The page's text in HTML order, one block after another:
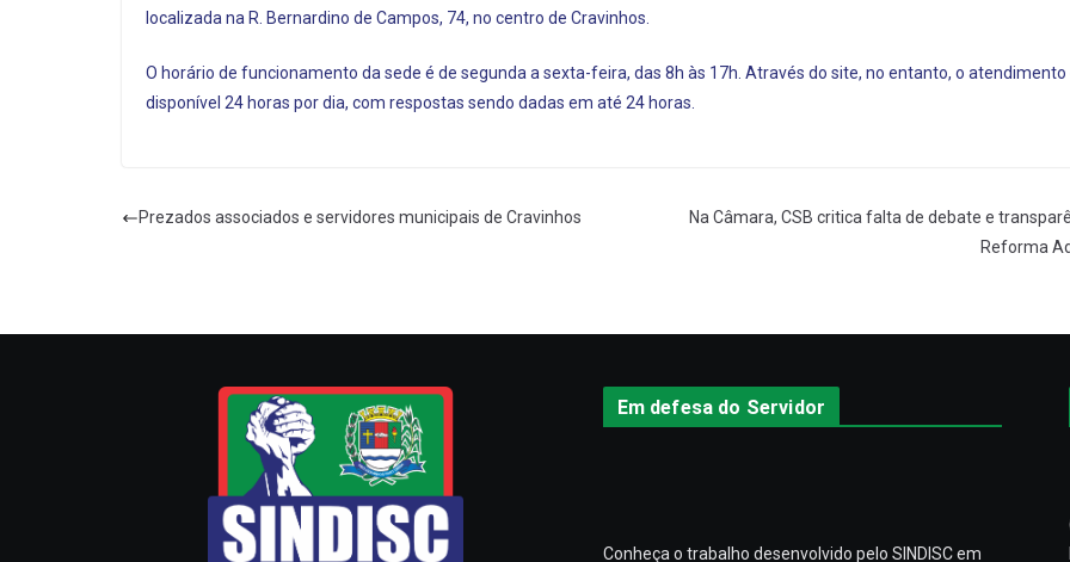
localizada na R. Bernardino de Campos, 74, no centro de Cravinhos.
O horário de funcionamento da sede é de segunda a sexta-feira, das 8h às 17h. Através do site, no entanto, o
disponível 24 horas por dia, com respostas sendo dadas em até 24 horas.
Prezados associados e servidores municipais de Cravinhos
Na Câmara, CSB critica falta de debate e
Reforma
Em defesa do Servidor
Conheça o trabalho desenvolvido pelo SINDISC em